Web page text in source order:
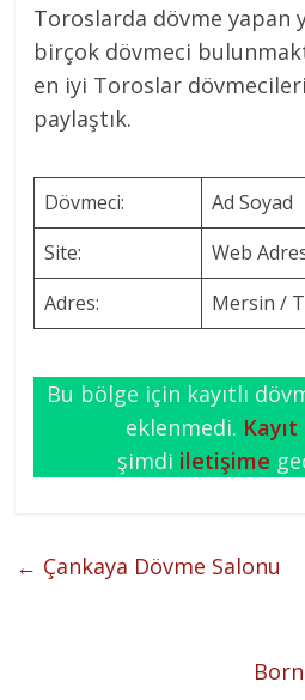
Toroslarda dövme yapan
birçok dövmeci
en iyi Toroslar
paylaştık.
Dövmeci:
Ad Soyad
Site:
Web
Adres:
Mersin /
Bu bölge için kayıtlı
eklenmedi. Kayıt
şimdi iletişime
← Çankaya Dövme Salonu